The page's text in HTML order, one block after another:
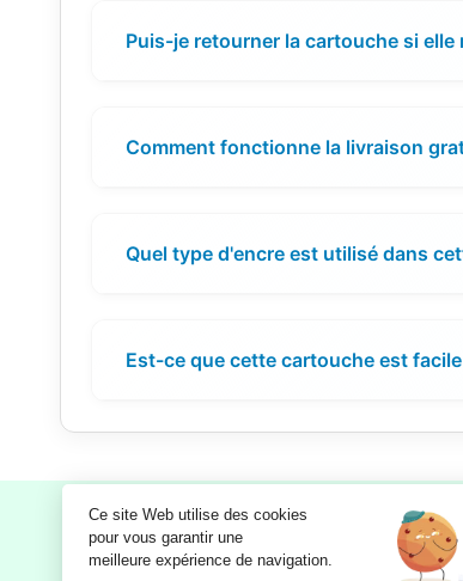
Ce site Web utilise des cookies
pour vous garantir une
meilleure expérience de navigation.
Puis-je retourner la cartouche si elle
Comment fonctionne la livraison
Quel type d'encre est utilisé dans
Est-ce que cette cartouche est